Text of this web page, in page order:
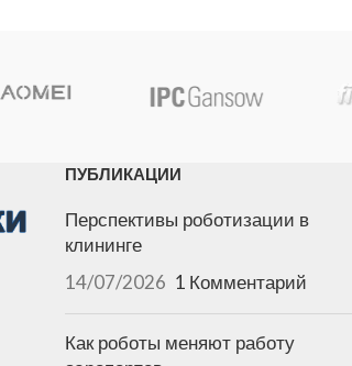
ПУБЛИКАЦИИ
Перспективы роботизации в
клининге
14/07/2026 1 Комментарий
Как роботы меняют работу